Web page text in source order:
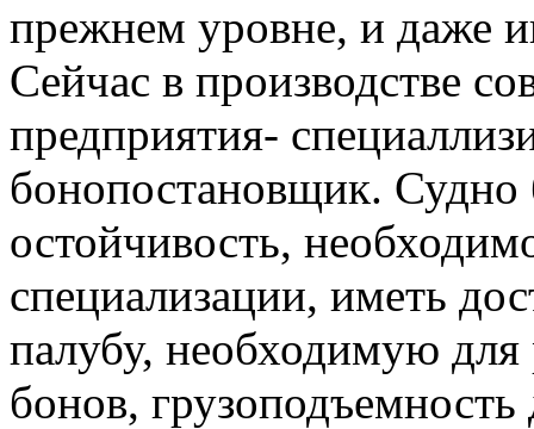
прежнем уровне, и даже
Сейчас в производстве
предприятия-
бонопостановщик. Судно
остойчивость,
специализации, иметь
палубу, необходимую для
бонов,